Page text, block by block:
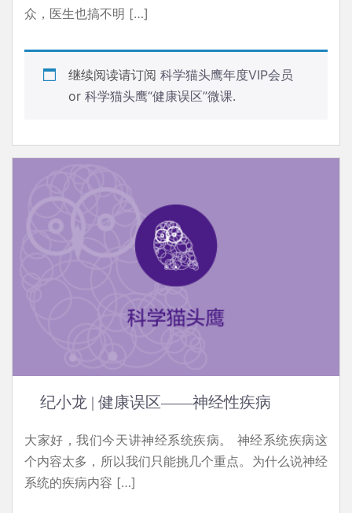
众，医生也搞不明 […]
继续阅读请订阅 科学猫头鹰年度VIP会员
or 科学猫头鹰“健康误区”微课.
纪小龙 | 健康误区­——神经性疾病
大家好，我们今天讲神经系统疾病。 神经系统疾病这
个内容太多，所以我们只能挑几个重点。为什么说神经
系统的疾病内容 […]